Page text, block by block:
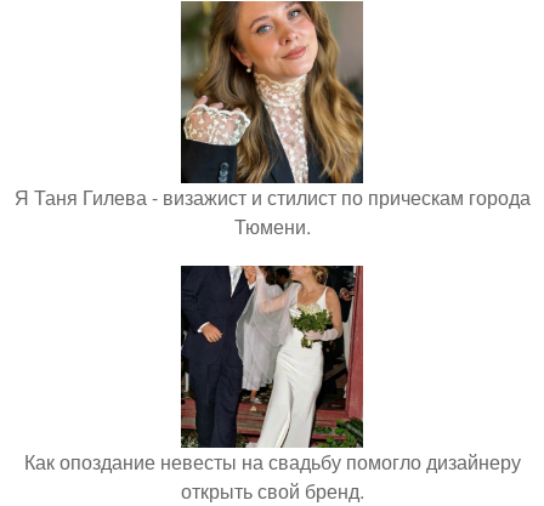
Я Таня Гилева - визажист и стилист по прическам города
Тюмени.
Как опоздание невесты на свадьбу помогло дизайнеру
открыть свой бренд.